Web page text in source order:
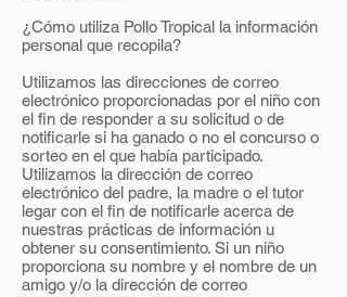
¿Cómo utiliza Pollo Tropical la información
personal que recopila?
Utilizamos las direcciones de correo
electrónico proporcionadas por el niño con
el fin de responder a su solicitud o de
notificarle si ha ganado o no el concurso o
sorteo en el que había participado.
Utilizamos la dirección de correo
electrónico del padre, la madre o el tutor
legar con el fin de notificarle acerca de
nuestras prácticas de información u
obtener su consentimiento. Si un niño
proporciona su nombre y el nombre de un
amigo y/o la dirección de correo